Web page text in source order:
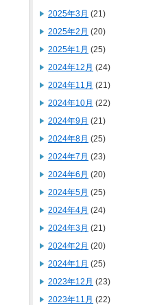
2025年3月 (21)
2025年2月 (20)
2025年1月 (25)
2024年12月 (24)
2024年11月 (21)
2024年10月 (22)
2024年9月 (21)
2024年8月 (25)
2024年7月 (23)
2024年6月 (20)
2024年5月 (25)
2024年4月 (24)
2024年3月 (21)
2024年2月 (20)
2024年1月 (25)
2023年12月 (23)
2023年11月 (22)